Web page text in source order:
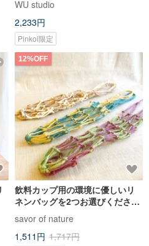
WU studio
2,233円
Pinkoi限定
12%OFF
飲料カップ用の環境に優しいリ
ネンバッグを2つお選びください
-ティッシュケースカバーを吊る
す多機能メッシュバッグ
savor of nature
1,511円 1,717円